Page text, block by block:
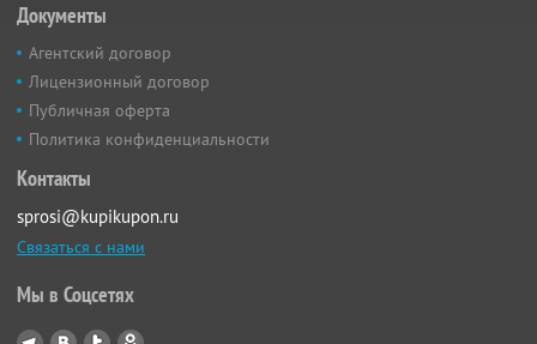
Документы
Агентский договор
Лицензионный договор
Публичная оферта
Политика конфиденциальности
Контакты
sprosi@kupikupon.ru
Связаться с нами
Мы в Соцсетях